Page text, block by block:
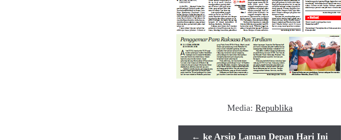
Media: Republika
← ke Arsip Laman Depan Hari Ini